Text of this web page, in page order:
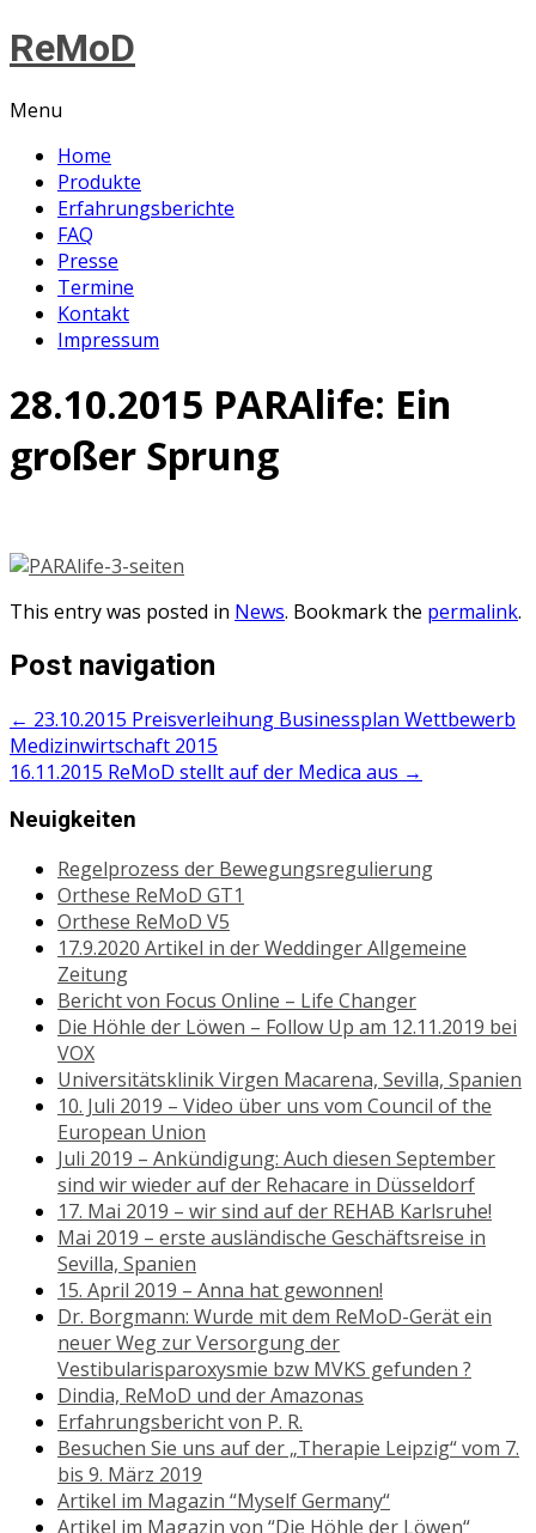
ReMoD
Menu
Home
Produkte
Erfahrungsberichte
FAQ
Presse
Termine
Kontakt
Impressum
28.10.2015 PARAlife: Ein
großer Sprung
This entry was posted in News. Bookmark the permalink.
Post navigation
← 23.10.2015 Preisverleihung Businessplan Wettbewerb
Medizinwirtschaft 2015
16.11.2015 ReMoD stellt auf der Medica aus →
Neuigkeiten
Regelprozess der Bewegungsregulierung
Orthese ReMoD GT1
Orthese ReMoD V5
17.9.2020 Artikel in der Weddinger Allgemeine
Zeitung
Bericht von Focus Online – Life Changer
Die Höhle der Löwen – Follow Up am 12.11.2019 bei
VOX
Universitätsklinik Virgen Macarena, Sevilla, Spanien
10. Juli 2019 – Video über uns vom Council of the
European Union
Juli 2019 – Ankündigung: Auch diesen September
sind wir wieder auf der Rehacare in Düsseldorf
17. Mai 2019 – wir sind auf der REHAB Karlsruhe!
Mai 2019 – erste ausländische Geschäftsreise in
Sevilla, Spanien
15. April 2019 – Anna hat gewonnen!
Dr. Borgmann: Wurde mit dem ReMoD-Gerät ein
neuer Weg zur Versorgung der
Vestibularisparoxysmie bzw MVKS gefunden ?
Dindia, ReMoD und der Amazonas
Erfahrungsbericht von P. R.
Besuchen Sie uns auf der „Therapie Leipzig“ vom 7.
bis 9. März 2019
Artikel im Magazin “Myself Germany“
Artikel im Magazin von “Die Höhle der Löwen“